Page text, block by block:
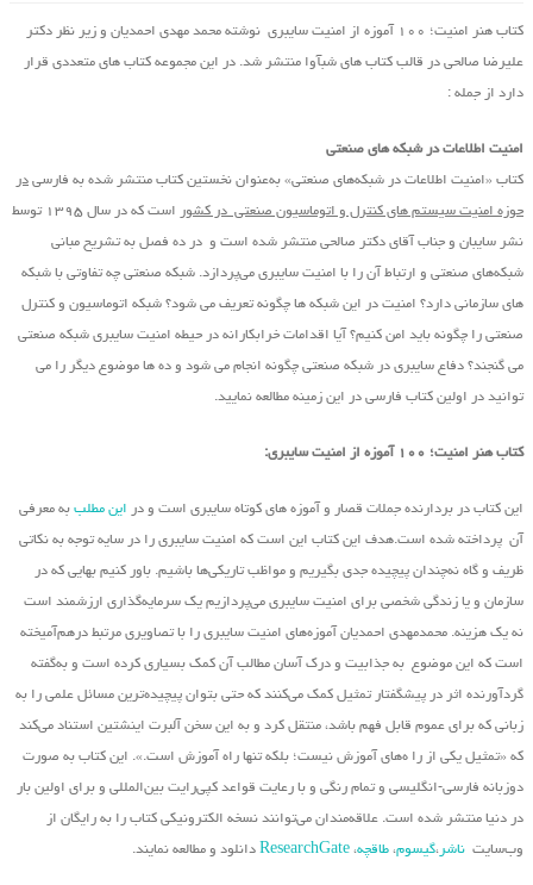
کتاب هنر امنیت؛ ۱۰۰ آموزه از امنیت سایبری نوشته محمد مهدی احمدیان و زیر نظر دکتر
علیرضا صالحی در قالب کتاب های شبآوا منتشر شد. در این مجموعه کتاب های متعددی قرار
دارد از جمله :
امنیت اطلاعات در شبکه های صنعتی
کتاب «امنیت اطلاعات در شبکه‌های صنعتی» به‌عنوان نخستین کتاب منتشر شده به فارسی در
حوزه امنیت سیستم های کنترل و اتوماسیون صنعتی در کشور
است که در سال ۱۳۹۵ توسط
نشر سایبان و جناب آقای دکتر صالحی منتشر شده است و در ده فصل به تشریح مبانی
شبکه‌های صنعتی و ارتباط آن را با امنیت سایبری می‌پردازد. شبکه صنعتی چه تفاوتی با شبکه
های سازمانی دارد؟ امنیت در این شبکه ها چگونه تعریف می شود؟ شبکه اتوماسیون و کنترل
صنعتی را چگونه باید امن کنیم؟ آیا اقدامات خرابکارانه در حیطه امنیت سایبری شبکه صنعتی
می گنجند؟ دفاع سایبری در شبکه صنعتی چگونه انجام می شود و ده ها موضوع دیگر را می
توانید در اولین کتاب فارسی در این زمینه مطالعه نمایید.
کتاب هنر امنیت؛ ۱۰۰ آموزه از امنیت سایبری:
این کتاب در بردارنده جملات قصار و آموزه های کوتاه سایبری است و در این مطلب به معرفی
آن پرداخته شده است.هدف این کتاب این است که امنیت سایبری را در سایه توجه به نکاتی
ظریف و گاه نه‌چندان پیچیده جدی بگیریم و مواظب تاریکی‌ها باشیم. باور کنیم بهایی که در
سازمان و یا زندگی شخصی برای امنیت سایبری می‌پردازیم یک سرمایه‌گذاری ارزشمند است
نه یک هزینه. محمدمهدی احمدیان آموزه‌های امنیت سایبری را با تصاویری مرتبط درهم‌آمیخته
است که این موضوع به جذابیت و درک آسان مطالب آن کمک بسیاری کرده است و به‌گفته
گردآورنده اثر در پیشگفتار تمثیل کمک می‌کنند که حتی بتوان پیچیده‌ترین مسائل علمی را به
زبانی که برای عموم قابل فهم باشد، منتقل کرد و به این سخن آلبرت اینشتین استناد می‌کند
که «تمثیل یکی از را ه‌های آموزش نیست؛ بلکه تنها راه آموزش است.». این کتاب به صورت
دوزبانه فارسی-انگلیسی و تمام رنگی و با رعایت قواعد کپی‌رایت بین‌المللی و برای اولین بار
در دنیا منتشر شده است. علاقه‌مندان می‌توانند نسخه الکترونیکی کتاب را به رایگان از
وب‌سایت ناشر،گیسوم، طاقچه، ResearchGate دانلود و مطالعه نمایند.